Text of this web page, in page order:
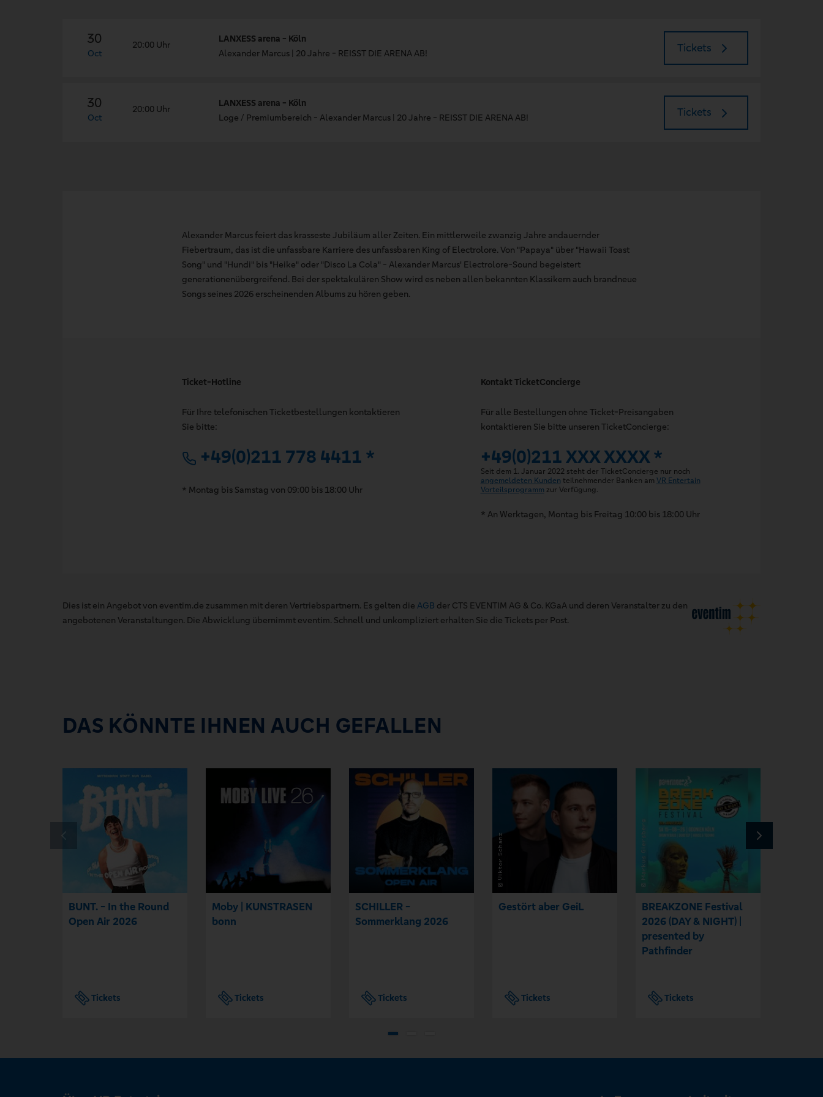
30
Oct
20:00 Uhr
LANXESS arena - Köln
Alexander Marcus | 20 Jahre - REISST DIE ARENA AB!
Tickets
30
Oct
20:00 Uhr
LANXESS arena - Köln
Loge / Premiumbereich - Alexander Marcus | 20 Jahre - REISST DIE ARENA AB!
Tickets
Alexander Marcus feiert das krasseste Jubiläum aller Zeiten. Ein mittlerweile zwanzig Jahre andauernder
Fiebertraum, das ist die unfassbare Karriere des unfassbaren King of Electrolore. Von "Papaya" über "Hawaii Toast
Song" und "Hundi" bis "Heike" oder "Disco La Cola" - Alexander Marcus' Electrolore-Sound begeistert
generationenübergreifend. Bei der spektakulären Show wird es neben allen bekannten Klassikern auch brandneue
Songs seines 2026 erscheinenden Albums zu hören geben.
Ticket-Hotline
Für Ihre telefonischen Ticketbestellungen kontaktieren
Sie bitte:
+49(0)211 778 4411 *
* Montag bis Samstag von 09:00 bis 18:00 Uhr
Kontakt TicketConcierge
Für alle Bestellungen ohne Ticket-Preisangaben
kontaktieren Sie bitte unseren TicketConcierge:
+49(0)211 XXX XXXX *
Seit dem 1. Januar 2022 steht der TicketConcierge nur noch
angemeldeten Kunden teilnehmender Banken am VR Entertain
Vorteilsprogramm zur Verfügung.
* An Werktagen, Montag bis Freitag 10:00 bis 18:00 Uhr
Dies ist ein Angebot von eventim.de zusammen mit deren Vertriebspartnern. Es gelten die AGB der CTS EVENTIM AG & Co. KGaA und deren Veranstalter zu den
angebotenen Veranstaltungen. Die Abwicklung übernimmt eventim. Schnell und unkompliziert erhalten Sie die Tickets per Post.
DAS KÖNNTE IHNEN AUCH GEFALLEN
BUNT. - In the Round
Open Air 2026
Tickets
Moby | KUNSTRASEN
bonn
Tickets
SCHILLER -
Sommerklang 2026
Tickets
Gestört aber GeiL
Tickets
BREAKZONE Festival
2026 (DAY & NIGHT) |
presented by
Pathfinder
Tickets